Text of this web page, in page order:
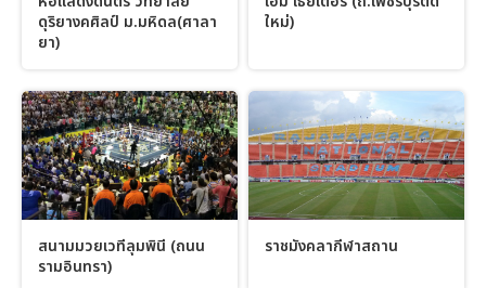
ดุริยางคศิลป์ ม.มหิดล(ศาลา
ยา)
ใหม่)
สนามมวยเวทีลุมพินี (ถนน
รามอินทรา)
ราชมังคลากีฬาสถาน